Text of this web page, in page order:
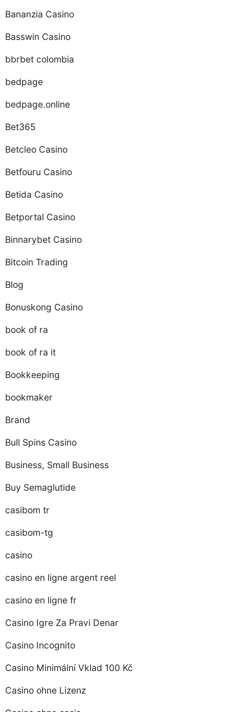
Bananzia Casino
Basswin Casino
bbrbet colombia
bedpage
bedpage.online
Bet365
Betcleo Casino
Betfouru Casino
Betida Casino
Betportal Casino
Binnarybet Casino
Bitcoin Trading
Blog
Bonuskong Casino
book of ra
book of ra it
Bookkeeping
bookmaker
Brand
Bull Spins Casino
Business, Small Business
Buy Semaglutide
casibom tr
casibom-tg
casino
casino en ligne argent reel
casino en ligne fr
Casino Igre Za Pravi Denar
Casino Incognito
Casino Minimální Vklad 100 Kč
Casino ohne Lizenz